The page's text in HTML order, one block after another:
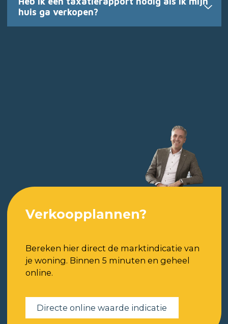
huis ga verkopen?
Verkoopplannen?
Bereken hier direct de marktindicatie van
je woning. Binnen 5 minuten en geheel
online.
Directe online waarde indicatie